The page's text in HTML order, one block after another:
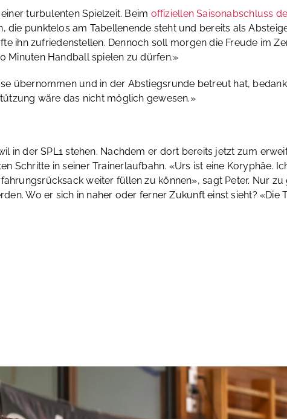
turbulenten Spielzeit. Beim offiziellen Saisonabschluss
punktelos am Tabellenende steht und bereits als
ihn zufriedenstellen. Dennoch soll morgen die Freude im
Minuten Handball spielen zu dürfen.»
übernommen und in der Abstiegsrunde betreut hat,
wäre das nicht möglich gewesen.»
in der SPL1 stehen. Nachdem er dort bereits jetzt zum
Schritte in seiner Trainerlaufbahn. «Urs ist eine Koryphäe.
weiter füllen zu können», sagt Peter. Nur
Wo er sich in naher oder ferner Zukunft einst sieht? «Die